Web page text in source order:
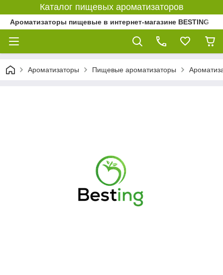
Каталог пищевых ароматизаторов
Ароматизаторы пищевые в интернет-магазине BESTING
Ароматизаторы Пищевые ароматизаторы